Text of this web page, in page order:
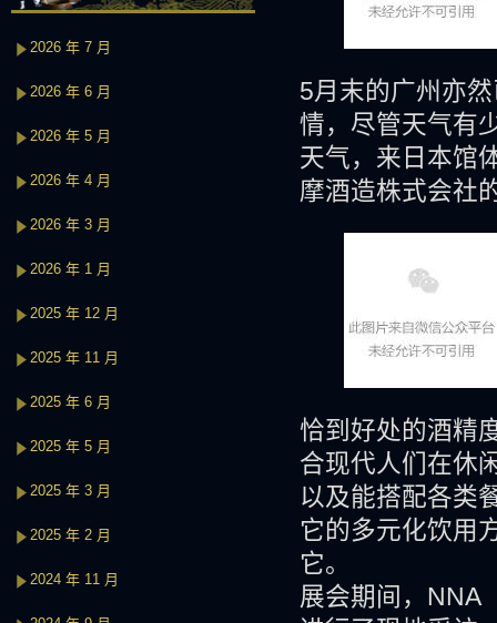
5月末的广州亦
情，尽管天气有
天气，来日本馆
摩酒造株式会社
恰到好处的酒精
合现代人们在休
以及能搭配各类
它的多元化饮用
它。
展会期间，NNA
2026 年 7 月
2026 年 6 月
2026 年 5 月
2026 年 4 月
2026 年 3 月
2026 年 1 月
2025 年 12 月
2025 年 11 月
2025 年 6 月
2025 年 5 月
2025 年 3 月
2025 年 2 月
2024 年 11 月